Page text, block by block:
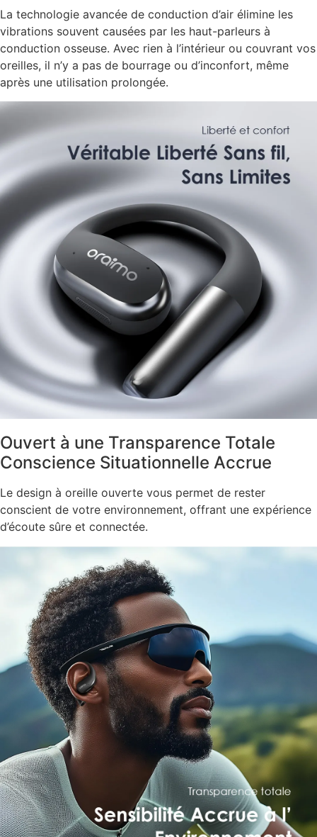
La technologie avancée de conduction d’air élimine les
vibrations souvent causées par les haut-parleurs à
conduction osseuse. Avec rien à l’intérieur ou couvrant vos
oreilles, il n’y a pas de bourrage ou d’inconfort, même
après une utilisation prolongée.
Ouvert à une Transparence Totale
Conscience Situationnelle Accrue
Le design à oreille ouverte vous permet de rester
conscient de votre environnement, offrant une expérience
d’écoute sûre et connectée.